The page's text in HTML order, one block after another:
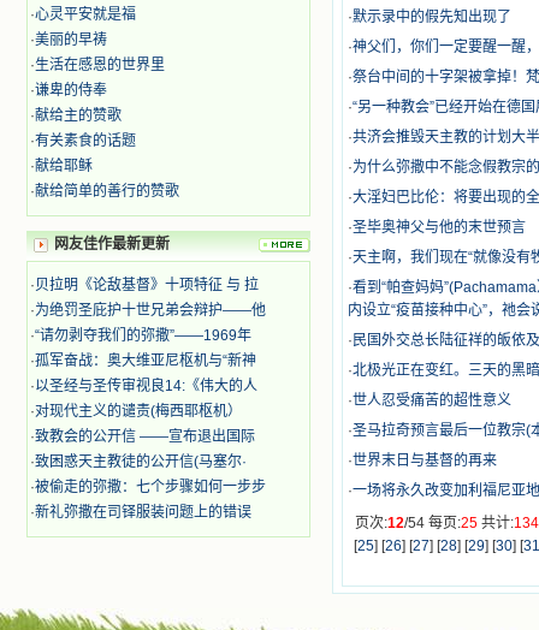
这些圣人们如何在与主的交往中得到
灵命的更新，德行的馨香如何上达天
庭。啊，在这世上曾住过那么多热心
人，舍下了他们手中的一切，轻快地
踏上了异国他乡，到没有人知道真神
的世界里去。啊，若不是主的引领，
我可能到死还不认识他们呢！ 我
的心灵从主给我的这些圣人的言行中
我面前展开时，我是多么的惊奇、兴
奋啊！当我读到他们为主而受人逼
时，我为他们的在天之灵祈祷，我哭
着，为自已的同胞带给他们的苦难而
哀号。我一遍遍地重读那一行行被我
的斑斑泪痕弄得模糊不清的字句，那
些被主的爱火所燃烧而离开家乡来到
中国的传教士，我多么爱你们啊！我
心中流淌着多少感激的泪水。 他
们受苦却觉得喜乐，因为他们爱主，
他们感到能为主受一点苦是多么喜乐
的事。他们受苦时仍在唱着感谢的
歌，因他们无法不称颂主，因主使他
读，一面想过着他们这样圣善的生
·心灵平安就是福
·美丽的早祷
·生活在感恩的世界里
·谦卑的侍奉
·献给主的赞歌
·有关素食的话题
·献给耶稣
·献给简单的善行的赞歌
网友佳作最新更新
·贝拉明《论敌基督》十项特征 与 拉
·为绝罚圣庇护十世兄弟会辩护——他
·“请勿剥夺我们的弥撒”——1969年
·孤军奋战：奥大维亚尼枢机与“新神
·以圣经与圣传审视良14:《伟大的人
·对现代主义的谴责(梅西耶枢机）
·致教会的公开信 ——宣布退出国际
·致困惑天主教徒的公开信(马塞尔·
·被偷走的弥撒：七个步骤如何一步步
·新礼弥撒在司铎服装问题上的错误
·默示录中的假先知出现了
·神父们，你们一定要醒一醒
·祭台中间的十字架被拿掉！
·“另一种教会”已经开始在德
·共济会推毁天主教的计划大
·为什么弥撒中不能念假教宗
·大淫妇巴比伦：将要出现的
·圣毕奥神父与他的末世预言
·天主啊，我们现在“就像没有
·看到“帕查妈妈
内设立“疫苗接种中心”，祂会
· 民国外交总长陆征祥的皈依
·北极光正在变红。三天的黑
·世人忍受痛苦的超性意义
·圣马拉奇预言最后一位教宗(
·世界末日与基督的再来
·一场将永久改变加利福尼亚
页次:12/54 每页:25 共计:
[25] [26] [27] [28] [29] [30] [31